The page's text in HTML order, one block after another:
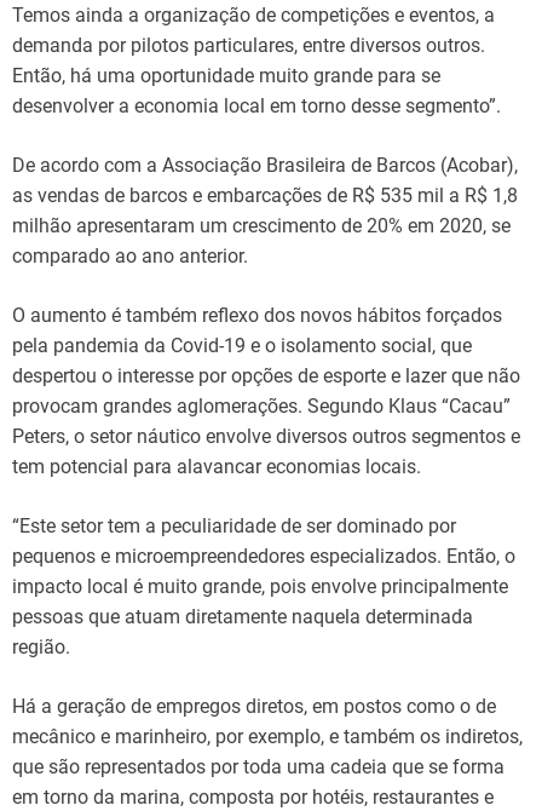
Temos ainda a organização de competições e eventos, a
demanda por pilotos particulares, entre diversos outros.
Então, há uma oportunidade muito grande para se
desenvolver a economia local em torno desse segmento”.
De acordo com a Associação Brasileira de Barcos (Acobar),
as vendas de barcos e embarcações de R$ 535 mil a R$ 1,8
milhão apresentaram um crescimento de 20% em 2020, se
comparado ao ano anterior.
O aumento é também reflexo dos novos hábitos forçados
pela pandemia da Covid-19 e o isolamento social, que
despertou o interesse por opções de esporte e lazer que não
provocam grandes aglomerações. Segundo Klaus “Cacau”
Peters, o setor náutico envolve diversos outros segmentos e
tem potencial para alavancar economias locais.
“Este setor tem a peculiaridade de ser dominado por
pequenos e microempreendedores especializados. Então, o
impacto local é muito grande, pois envolve principalmente
pessoas que atuam diretamente naquela determinada
região.
Há a geração de empregos diretos, em postos como o de
mecânico e marinheiro, por exemplo, e também os indiretos,
que são representados por toda uma cadeia que se forma
em torno da marina, composta por hotéis, restaurantes e